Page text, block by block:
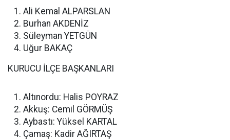
Ali Kemal ALPARSLAN
Burhan AKDENİZ
Süleyman YETGÜN
Uğur BAKAÇ
KURUCU İLÇE BAŞKANLARI
Altınordu: Halis POYRAZ
Akkuş: Cemil GÖRMÜŞ
Aybastı: Yüksel KARTAL
Çamaş: Kadir AĞIRTAŞ